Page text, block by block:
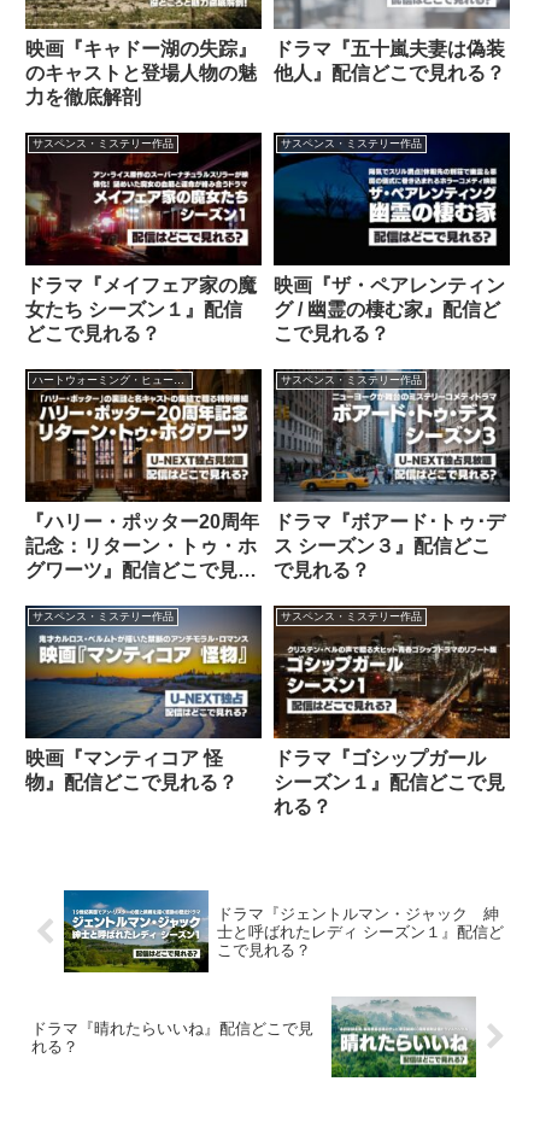
映画『キャドー湖の失踪』
のキャストと登場人物の魅
力を徹底解剖
ドラマ『五十嵐夫妻は偽装
他人』配信どこで見れる？
サスペンス・ミステリー作品
ドラマ『メイフェア家の魔
女たち シーズン１』配信
どこで見れる？
サスペンス・ミステリー作品
映画『ザ・ペアレンティン
グ / 幽霊の棲む家』配信ど
こで見れる？
ハートウォーミング・ヒューマン作品
『ハリー・ポッター20周年
記念：リターン・トゥ・ホ
グワーツ』配信どこで見れ
サスペンス・ミステリー作品
ドラマ『ボアード･トゥ･デ
ス シーズン３』配信どこ
で見れる？
サスペンス・ミステリー作品
映画『マンティコア 怪
物』配信どこで見れる？
サスペンス・ミステリー作品
ドラマ『ゴシップガール
シーズン１』配信どこで見
れる？
ドラマ『ジェントルマン・ジャック 紳
士と呼ばれたレディ シーズン１』配信ど
こで見れる？
ドラマ『晴れたらいいね』配信どこで見
れる？